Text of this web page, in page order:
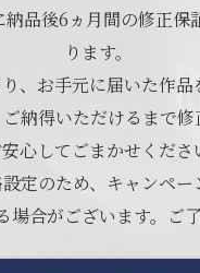
品後6ヵ月間の修正保
ります。
、お手元に届いた作
納得いただけるまで
心してごまかせくださ
定のため、キャンペー
場合がございます。ご了